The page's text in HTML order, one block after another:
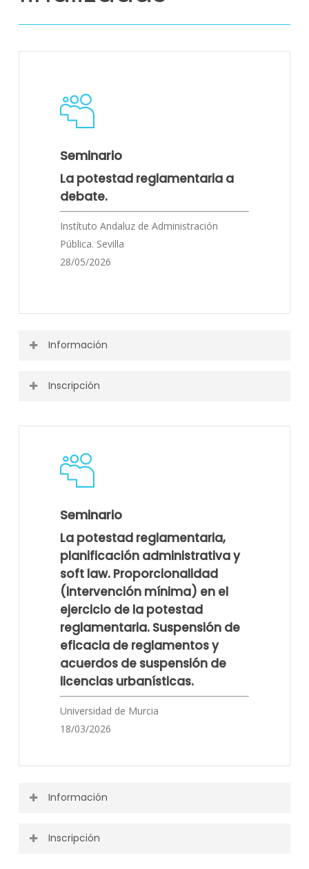
Seminario
La potestad reglamentaria a
debate.
Instítuto Andaluz de Administración
Pública. Sevilla
28/05/2026
Información
Puedes ver toda la información o descargarla desde el
Inscripción
Actividad finalizada.
Seminario
La potestad reglamentaria,
planificación administrativa y
soft law. Proporcionalidad
(intervención mínima) en el
ejercicio de la potestad
reglamentaria. Suspensión de
eficacia de reglamentos y
acuerdos de suspensión de
licencias urbanísticas.
Universidad de Murcia
18/03/2026
Información
Puedes ver toda la información o descargarla desde el
Inscripción